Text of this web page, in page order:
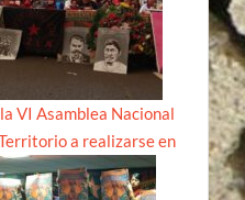
VI Asamblea Nacional
a realizarse en